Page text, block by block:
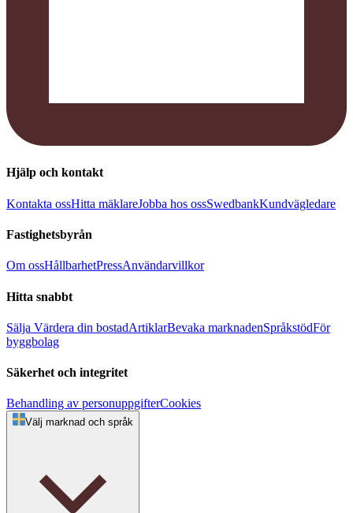
Hjälp och kontakt
Kontakta ossHitta mäklareJobba hos ossSwedbankKundvägledare
Fastighetsbyrån
Om ossHållbarhetPressAnvändarvillkor
Hitta snabbt
Sälja Värdera din bostadArtiklarBevaka marknadenSpråkstödFör
byggbolag
Säkerhet och integritet
Behandling av personuppgifterCookies
Välj marknad och språk